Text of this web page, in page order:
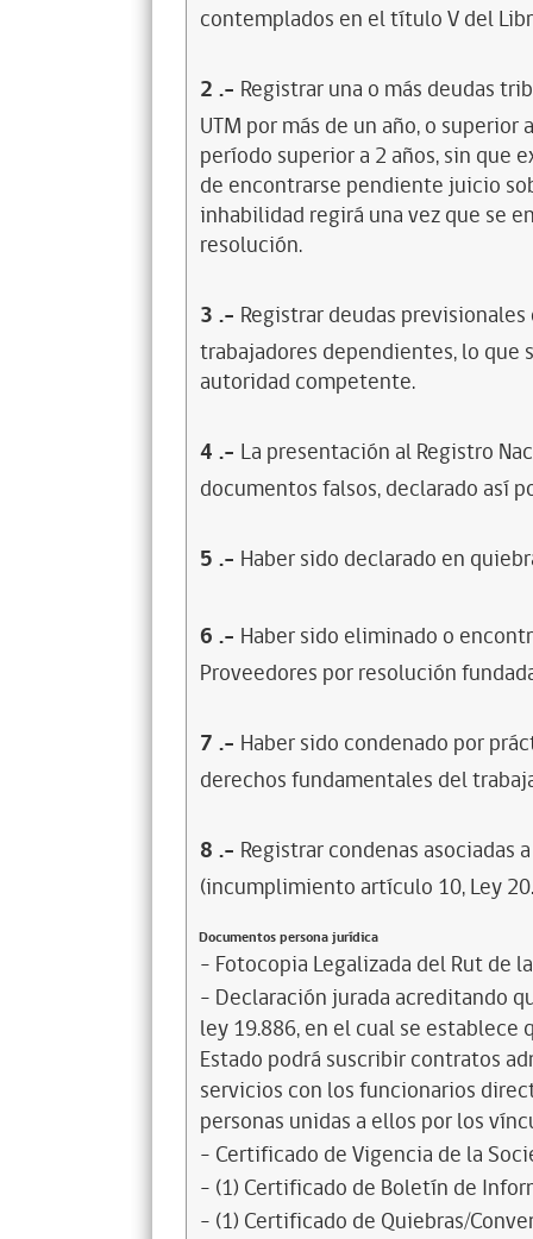
contemplados en el título V del
2 .- Registrar una o más deudas
UTM por más de un año, o
período superior a 2 años, sin que
de encontrarse pendiente juicio
inhabilidad regirá una vez que se
resolución.
3 .- Registrar deudas
trabajadores dependientes, lo
autoridad competente.
4 .- La presentación al Registro
documentos falsos, declarado así
5 .- Haber sido declarado en
6 .- Haber sido eliminado o
Proveedores por resolución
7 .- Haber sido condenado por
derechos fundamentales del
8 .- Registrar condenas asociadas
(incumplimiento artículo 10, Ley
Documentos persona jurídica
- Fotocopia Legalizada del Rut de
- Declaración jurada acreditando
ley 19.886, en el cual se
Estado podrá suscribir contratos
servicios con los funcionarios
personas unidas a ellos por los
- Certificado de Vigencia de la
- (1) Certificado de Boletín de
- (1) Certificado de Quiebras/